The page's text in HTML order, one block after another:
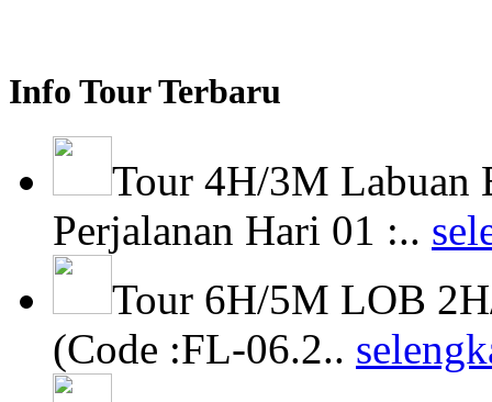
Info Tour Terbaru
Tour 4H/3M Labuan
Perjalanan Hari 01 :..
Tour 6H/5M LOB
(Code :FL-06.2..